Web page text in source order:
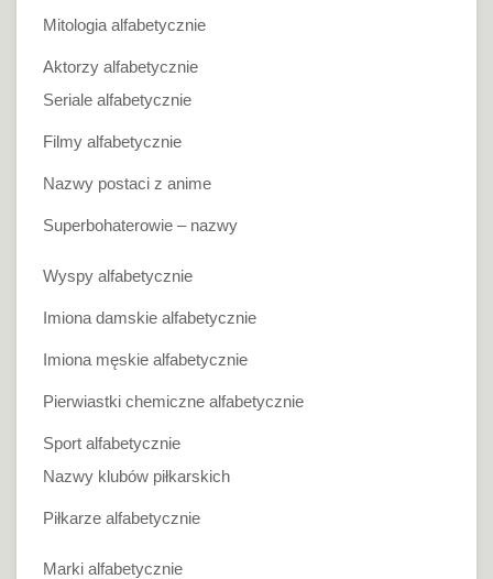
Mitologia alfabetycznie
Aktorzy alfabetycznie
Seriale alfabetycznie
Filmy alfabetycznie
Nazwy postaci z anime
Superbohaterowie – nazwy
Wyspy alfabetycznie
Imiona damskie alfabetycznie
Imiona męskie alfabetycznie
Pierwiastki chemiczne alfabetycznie
Sport alfabetycznie
Nazwy klubów piłkarskich
Piłkarze alfabetycznie
Marki alfabetycznie